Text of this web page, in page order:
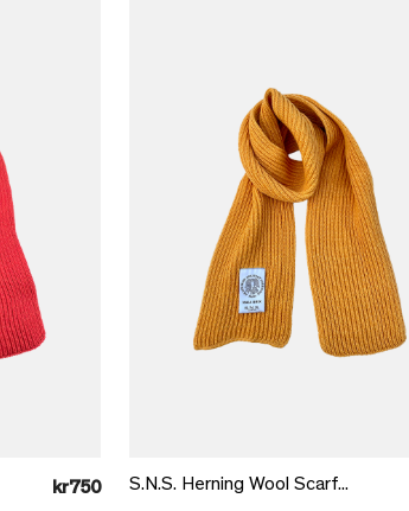
kr750 S.N.S. Herning Wool Scarf...